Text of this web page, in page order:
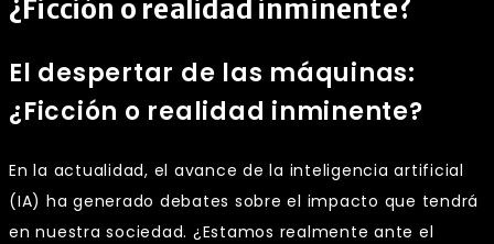
¿Ficción o realidad inminente?
El despertar de las máquinas:
¿Ficción o realidad inminente?
En la actualidad, el avance de la inteligencia artificial
(IA) ha generado debates sobre el impacto que tendrá
en nuestra sociedad. ¿Estamos realmente ante el